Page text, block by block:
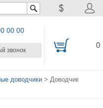
00 00
звонок
0
доводчики > Доводчик